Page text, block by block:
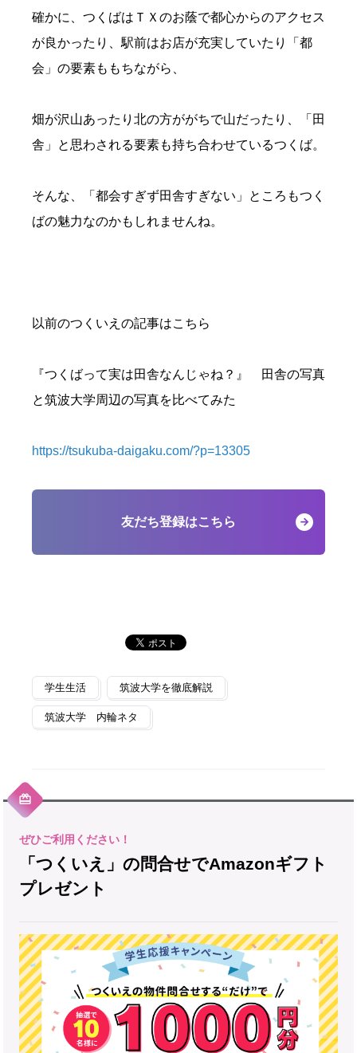
確かに、つくばはＴＸのお蔭で都心からのアクセス
が良かったり、駅前はお店が充実していたり「都
会」の要素ももちながら、
畑が沢山あったり北の方ががちで山だったり、「田
舎」と思わされる要素も持ち合わせているつくば。
そんな、「都会すぎず田舎すぎない」ところもつく
ばの魅力なのかもしれませんね。
以前のつくいえの記事はこちら
『つくばって実は田舎なんじゃね？』 田舎の写真
と筑波大学周辺の写真を比べてみた
https://tsukuba-daigaku.com/?p=13305
友だち登録はこちら
学生生活 筑波大学を徹底解説
筑波大学 内輪ネタ
「つくいえ」の問合せでAmazonギフト
プレゼント